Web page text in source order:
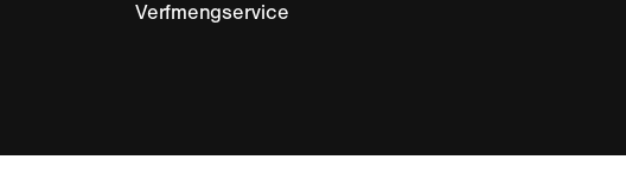
Verfmengservice